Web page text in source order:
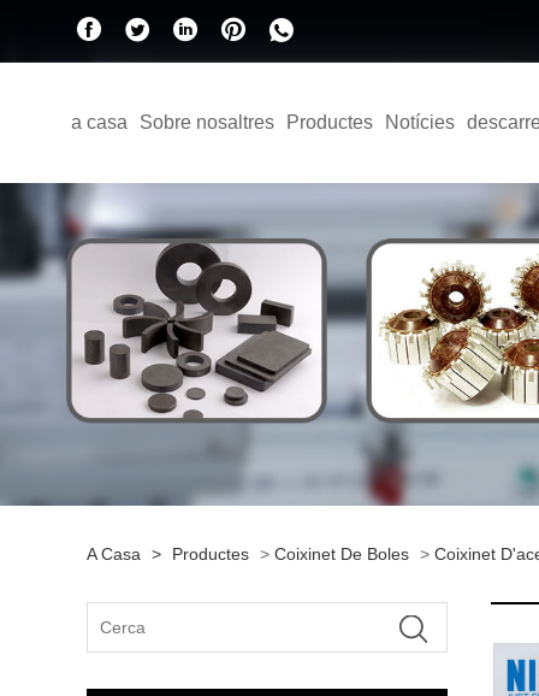
a casa Sobre nosaltres Productes Notícies
A Casa > Productes > Coixinet De Boles > Coixinet